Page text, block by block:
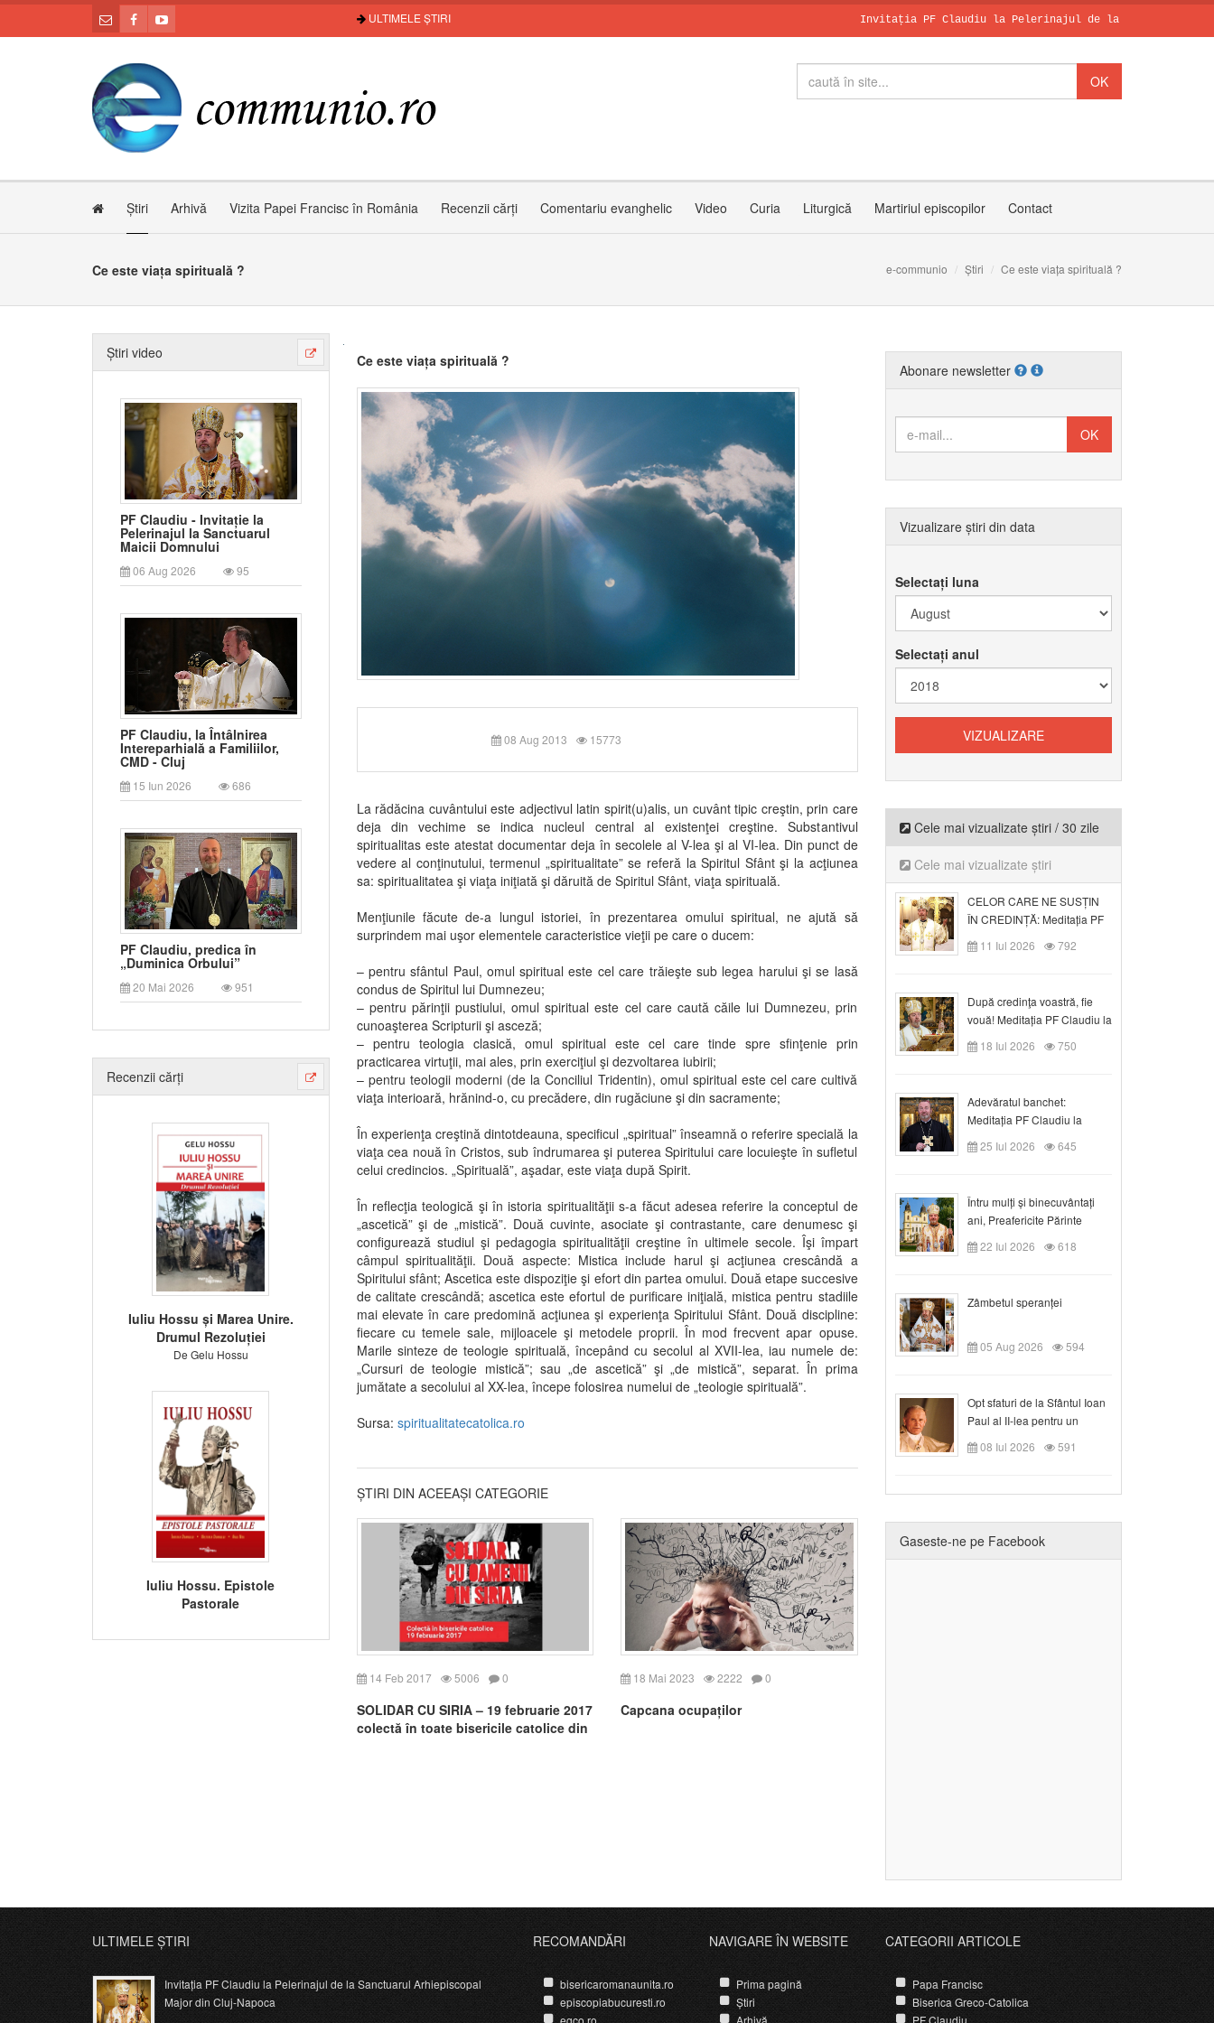
ULTIMELE ȘTIRI Invitația PF Claudiu la Pelerinajul de la Sanctuarul
Știri Arhivă Vizita Papei Francisc în România Recenzii cărți Comentariu evanghelic Video Curia Liturgică Martiriul episcopilor Contact
Ce este viața spirituală ? e-communio Știri Ce este viața spirituală ?
Știri video
PF Claudiu - Invitație la
Pelerinajul la Sanctuarul
Maicii Domnului
06 Aug 2026 95
PF Claudiu, la Întâlnirea
Intereparhială a Familiilor,
CMD - Cluj
15 Iun 2026 686
PF Claudiu, predica în
„Duminica Orbului”
20 Mai 2026 951
Recenzii cărți
Iuliu Hossu și Marea Unire.
Drumul Rezoluției
De Gelu Hossu
Iuliu Hossu. Epistole
Pastorale
Ce este viața spirituală ?
08 Aug 2013 15773
La rădăcina cuvântului este adjectivul latin spirit(u)alis, un cuvânt tipic creştin, prin care
deja din vechime se indica nucleul central al existenţei creştine. Substantivul
spiritualitas este atestat documentar deja în secolele al V-lea şi al VI-lea. Din punct de
vedere al conţinutului, termenul „spiritualitate” se referă la Spiritul Sfânt şi la acţiunea
sa: spiritualitatea şi viaţa iniţiată şi dăruită de Spiritul Sfânt, viaţa spirituală.
Menţiunile făcute de-a lungul istoriei, în prezentarea omului spiritual, ne ajută să
surprindem mai uşor elementele caracteristice vieţii pe care o ducem:
– pentru sfântul Paul, omul spiritual este cel care trăieşte sub legea harului şi se lasă
condus de Spiritul lui Dumnezeu;
– pentru părinţii pustiului, omul spiritual este cel care caută căile lui Dumnezeu, prin
cunoaşterea Scripturii şi asceză;
– pentru teologia clasică, omul spiritual este cel care tinde spre sfinţenie prin
practicarea virtuţii, mai ales, prin exerciţiul şi dezvoltarea iubirii;
– pentru teologii moderni (de la Conciliul Tridentin), omul spiritual este cel care cultivă
viaţa interioară, hrănind-o, cu precădere, din rugăciune şi din sacramente;
În experienţa creştină dintotdeauna, specificul „spiritual” înseamnă o referire specială la
viaţa cea nouă în Cristos, sub îndrumarea şi puterea Spiritului care locuieşte în sufletul
celui credincios. „Spirituală”, aşadar, este viaţa după Spirit.
În reflecţia teologică şi în istoria spiritualităţii s-a făcut adesea referire la conceptul de
„ascetică” şi de „mistică”. Două cuvinte, asociate şi contrastante, care denumesc şi
configurează studiul şi pedagogia spiritualităţii creştine în ultimele secole. Îşi împart
câmpul spiritualităţii. Două aspecte: Mistica include harul şi acţiunea crescândă a
Spiritului sfânt; Ascetica este dispoziţie şi efort din partea omului. Două etape succesive
de calitate crescândă; ascetica este efortul de purificare iniţială, mistica pentru stadiile
mai elevate în care predomină acţiunea şi experienţa Spiritului Sfânt. Două discipline:
fiecare cu temele sale, mijloacele şi metodele proprii. În mod frecvent apar opuse.
Marile sinteze de teologie spirituală, începând cu secolul al XVII-lea, iau numele de:
„Cursuri de teologie mistică”; sau „de ascetică” şi „de mistică”, separat. În prima
jumătate a secolului al XX-lea, începe folosirea numelui de „teologie spirituală”.
Sursa: spiritualitatecatolica.ro
ȘTIRI DIN ACEEAȘI CATEGORIE
14 Feb 2017 5006 0
SOLIDAR CU SIRIA – 19 februarie 2017
colectă în toate bisericile catolice din
18 Mai 2023 2222 0
Capcana ocupaților
Abonare newsletter
Vizualizare știri din data
Selectați luna
Selectați anul
Cele mai vizualizate știri / 30 zile
Cele mai vizualizate știri
CELOR CARE NE SUSȚIN
ÎN CREDINȚĂ: Meditația PF
Claudiu la Duminica a VI-a
după Rusalii
11 Iul 2026 792
După credinţa voastră, fie
vouă! Meditația PF Claudiu la
duminica a VII-a după Rusalii
18 Iul 2026 750
Adevăratul banchet:
Meditația PF Claudiu la
Duminica a VIII-a după
Rusalii
25 Iul 2026 645
Întru mulți și binecuvântați
ani, Preafericite Părinte
Claudiu!
22 Iul 2026 618
Zâmbetul speranței
05 Aug 2026 594
Opt sfaturi de la Sfântul Ioan
Paul al II-lea pentru un
creștin
08 Iul 2026 591
Gaseste-ne pe Facebook
ULTIMELE ȘTIRI
Invitația PF Claudiu la Pelerinajul de la Sanctuarul Arhiepiscopal
Major din Cluj-Napoca
RECOMANDĂRI
bisericaromanaunita.ro
episcopiabucuresti.ro
egco.ro
NAVIGARE ÎN WEBSITE
Prima pagină
Știri
Arhivă
CATEGORII ARTICOLE
Papa Francisc
Biserica Greco-Catolica
PF Claudiu